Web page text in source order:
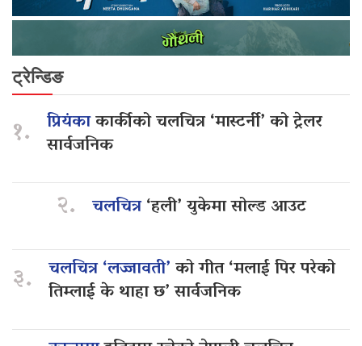
ट्रेन्डिङ
१. प्रियंकाकार्कीको चलचित्र ‘मास्टर्नी’ को ट्रेलर
सार्वजनिक
२. चलचित्र‘हली’ युकेमा सोल्ड आउट
३. चलचित्र ‘लज्जावती’को गीत ‘मलाई पिर परेको
तिम्लाई के थाहा छ’ सार्वजनिक